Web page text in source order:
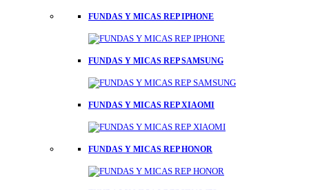
FUNDAS Y MICAS REP IPHONE
FUNDAS Y MICAS REP SAMSUNG
FUNDAS Y MICAS REP XIAOMI
FUNDAS Y MICAS REP HONOR